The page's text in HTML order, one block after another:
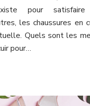
pour satisfaire
les chaussures en
Quels sont les
pour…